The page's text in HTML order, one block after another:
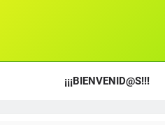
¡¡¡BIENVENID@S!!!